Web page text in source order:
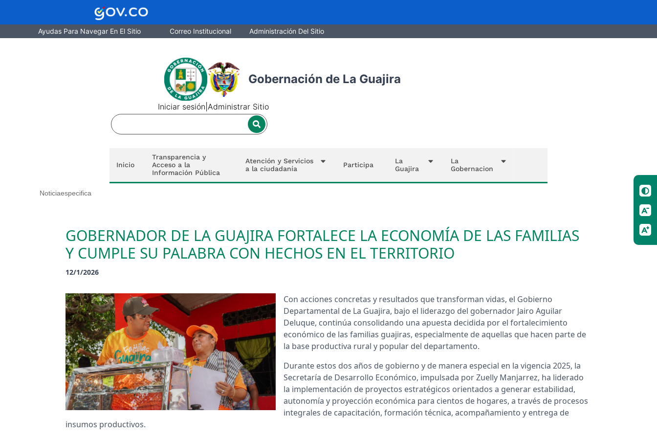
Ayudas Para Navegar En El Sitio Correo Institucional Administración Del Sitio
Gobernación de La Guajira
Iniciar sesión |Administrar Sitio
Inicio
Transparencia y
Acceso a la
Información Pública
Atención y Servicios
a la ciudadanía
Participa
La
Guajira
La
Gobernacion
Noticiaespecifica
GOBERNADOR DE LA GUAJIRA FORTALECE LA ECONOMÍA DE LAS FAMILIAS
Y CUMPLE SU PALABRA CON HECHOS EN EL TERRITORIO
12/1/2026
Con acciones concretas y resultados que transforman vidas, el Gobierno
Departamental de La Guajira, bajo el liderazgo del gobernador Jairo Aguilar
Deluque, continúa consolidando una apuesta decidida por el fortalecimiento
económico de las familias guajiras, especialmente de aquellas que hacen parte de
la base productiva rural y popular del departamento.
Durante estos dos años de gobierno y de manera especial en la vigencia 2025, la
Secretaría de Desarrollo Económico, impulsada por Zuelly Manjarrez, ha liderado
la implementación de proyectos estratégicos orientados a generar estabilidad,
autonomía y proyección económica para cientos de hogares, a través de procesos
integrales de capacitación, formación técnica, acompañamiento y entrega de
insumos productivos.